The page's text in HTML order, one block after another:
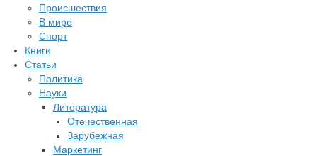
Происшествия
В мире
Спорт
Книги
Статьи
Политика
Науки
Литература
Отечественная
Зарубежная
Маркетинг